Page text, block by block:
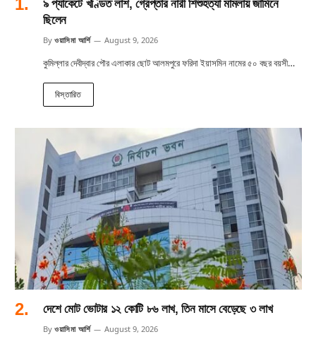
৯ প্যাকেটে খণ্ডিত লাশ, গ্রেপ্তার নারী শিশুহত্যা মামলায় জামিনে
ছিলেন
By ওয়াসিমা আর্শি August 9, 2026
কুমিল্লার দেবীদ্বার পৌর এলাকার ছোট আলমপুরে ফরিদা ইয়াসমিন নামের ৫০ বছর বয়সী…
বিস্তারিত
দেশে মোট ভোটার ১২ কোটি ৮৬ লাখ, তিন মাসে বেড়েছে ৩ লাখ
By ওয়াসিমা আর্শি August 9, 2026